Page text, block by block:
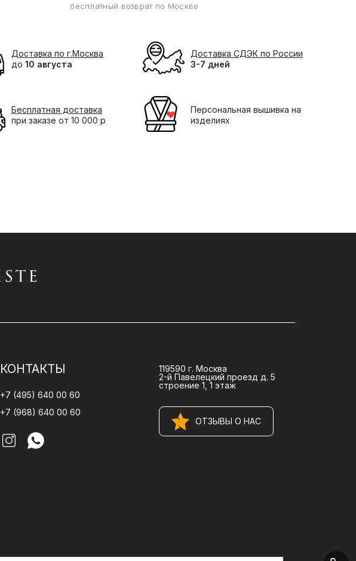
бесплатный возврат по Москве
Доставка по г.Москва
до 10 августа
Доставка СДЭК по России
3-7 дней
Бесплатная доставка
при заказе от 10 000 р
Персональная вышивка на
изделиях
КОНТАКТЫ
+7 (495) 640 00 60
+7 (968) 640 00 60
119590 г. Москва
2-й Павелецкий проезд д. 5
строение 1, 1 этаж
ОТЗЫВЫ О НАС